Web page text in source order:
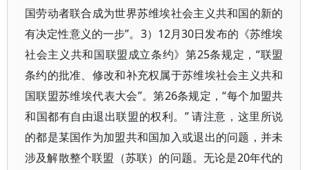
国劳动者联合成为世界苏维埃社会主义共和国的新的
有决定性意义的一步”。3）12月30日发布的《苏维埃
社会主义共和国联盟成立条约》第25条规定，“联盟
条约的批准、修改和补充权属于苏维埃社会主义共和
国联盟苏维埃代表大会”。第26条规定，“每个加盟共
和国都有自由退出联盟的权利。” 请注意，这里所说
的都是某国作为加盟共和国加入或退出的问题，并未
涉及解散整个联盟（苏联）的问题。无论是20年代的